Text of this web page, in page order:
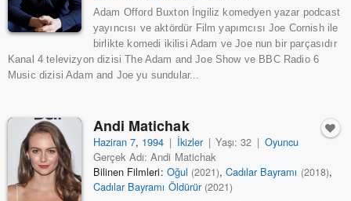
Adam Offord Buxton İngiliz komedyen yazar podcast
yayıncısı ve aktördür Film yapımcısı Joe Cornish ile
birlikte komedi ikilisi Adam ve Joe nun bir parçasıdır
Kanal 4 televizyon dizisi The Adam and Joe Show ve BBC Radio 6
Music dizisi Adam and Joe yu sundular...
Andi Matichak
Haziran 7, 1994 | İkizler | Yaşı: 32 | Oyuncu
Gerçek Adı: Andi Matichak
Bilinen Filmleri: Oğul (2021),Cadılar Bayramı (2018),
Cadılar Bayramı Öldürür (2021)